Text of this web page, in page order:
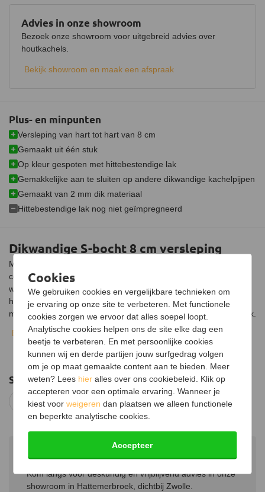
Dikwandige S-bocht 8 cm versleping
Met deze dikwandige S-bocht van Ø150mm haal je de kachel 8
centimeter naar voren. De S-bocht is enkelwandig uitgevoerd
waardoor deze ideaal is om te monteren van de kachel tot aan
het plafond. De dikwandige kachelbocht is gemaakt van 2
millimeter dik staal en is afgewerkt met zwarte hittebestendige lak.
De bocht moet altijd afwaterend gemonteerd worden, dat
betekent met de verjonging naar beneden.
Deze enkelwandige bocht is voorzien van een verjonging,
waardoor deze gemakkelijk op een andere pijp kan worden
geschoven. Hierdoor is de werkende lengte 5 centimeter korter.
Bekijk volledige beschrijving
Plus- en minpunten
Versleping van hart tot hart van 8 cm
Gemaakt uit één stuk
Op kleur gespoten met hittebestendige lak
Gemakkelijke aan te sluiten op andere dikwandige kachelpijpen
Gemaakt van 2 mm dik materiaal
Hittebestendige lak nog niet geïmpregneerd
Advies in onze showroom
Bezoek onze showroom voor uitgebreid advies over
houtkachels.
Bekijk showroom en maak een afspraak
Aansluiting Insteeksysteem
Verjonging
Kleur Zwart
Suggesties
Rookkanalen Dikwandige pijpen
Showroom in Hattemerbroek
Kom langs voor deskundig en vrijblijvend advies in onze
showroom in Hattemerbroek, dichtbij Zwolle.
Cookies
We gebruiken cookies en vergelijkbare technieken om
je ervaring op onze site te verbeteren. Met functionele
cookies zorgen we ervoor dat alles soepel loopt.
Analytische cookies helpen ons de site elke dag een
beetje te verbeteren. En met persoonlijke cookies
kunnen wij en derde partijen jouw surfgedrag volgen
om je op maat gemaakte content aan te bieden. Meer
weten? Lees hier alles over ons cookiebeleid. Klik op
accepteren voor een optimale ervaring. Wanneer je
kiest voorweigeren dan plaatsen we alleen functionele
en beperkte analytische cookies.
Accepteer